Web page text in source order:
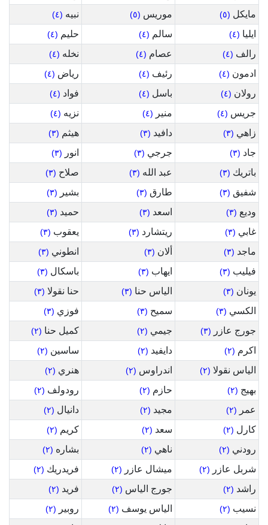
مايكل (٥) موريس (٥) نبيه (٤)
ايليا (٤) سالم (٤) حليم (٤)
رالف (٤) عصام (٤) نخله (٤)
ادمون (٤) رئيف (٤) رياض (٤)
رولان (٤) باسل (٤) فواد (٤)
جريس (٤) منير (٤) نزيه (٤)
زاهي (٣) دافيد (٣) هيثم (٣)
جاد (٣) جرجي (٣) انور (٣)
باتريك (٣) عبد الله (٣) صلاح (٣)
شفيق (٣) طارق (٣) بشير (٣)
وديع (٣) اسعد (٣) حميد (٣)
غابي (٣) ريتشارد (٣) يعقوب (٣)
ماجد (٣) ألان (٣) انطوني (٣)
فيليب (٣) ايهاب (٣) باسكال (٣)
يونان (٣) الياس حنا (٣) حنا نقولا (٣)
الكسي (٣) سميح (٣) فوزي (٣)
جورج عازر (٣) جيمي (٢) كميل حنا (٢)
اكرم (٢) دايفيد (٢) ساسين (٢)
الياس نقولا (٢) اندراوس (٢) هنري (٢)
بهيج (٢) حازم (٢) رودولف (٢)
عمر (٢) مجيد (٢) دانيال (٢)
كارل (٢) سعد (٢) كريم (٢)
رودني (٢) ناهي (٢) بشاره (٢)
شربل عازر (٢) ميشال عازر (٢) فريدريك (٢)
راشد (٢) جورج الياس (٢) فريد (٢)
نسيب (٢) الياس يوسف (٢) روبير (٢)